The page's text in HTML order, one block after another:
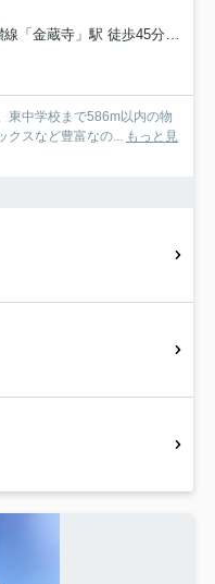
線「金蔵寺」駅 徒歩45分
東中学校まで586m以内の物
クスなど豊富なの... もっと見